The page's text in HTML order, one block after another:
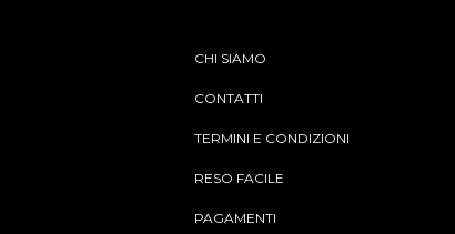
CHI SIAMO
CONTATTI
TERMINI E CONDIZIONI
RESO FACILE
PAGAMENTI